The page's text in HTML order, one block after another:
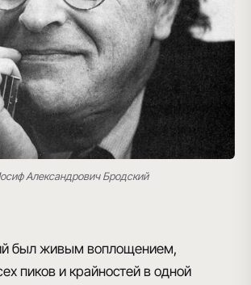
Александрович Бродский
был живым воплощением,
пиков и крайностей в одной